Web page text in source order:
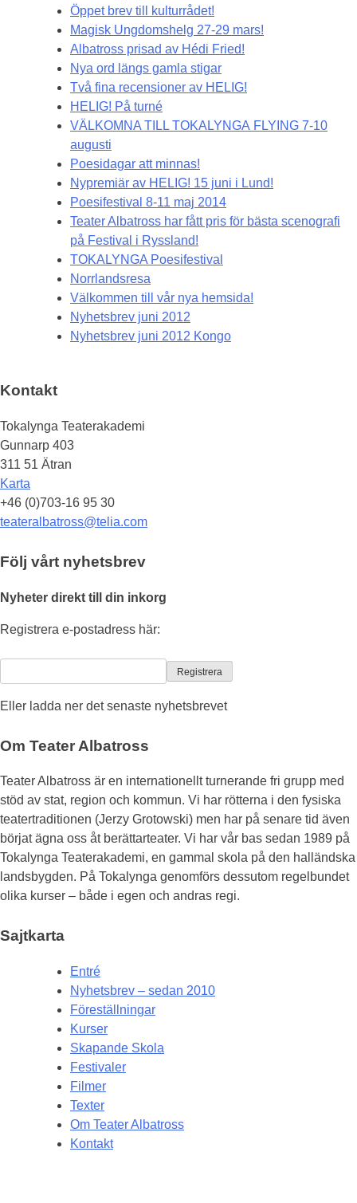
Öppet brev till kulturrådet!
Magisk Ungdomshelg 27-29 mars!
Albatross prisad av Hédi Fried!
Nya ord längs gamla stigar
Två fina recensioner av HELIG!
HELIG! På turné
VÄLKOMNA TILL TOKALYNGA FLYING 7-10
augusti
Poesidagar att minnas!
Nypremiär av HELIG! 15 juni i Lund!
Poesifestival 8-11 maj 2014
Teater Albatross har fått pris för bästa scenografi
på Festival i Ryssland!
TOKALYNGA Poesifestival
Norrlandsresa
Välkommen till vår nya hemsida!
Nyhetsbrev juni 2012
Nyhetsbrev juni 2012 Kongo
Kontakt
Tokalynga Teaterakademi
Gunnarp 403
311 51 Ätran
Karta
+46 (0)703-16 95 30
teateralbatross@telia.com
Följ vårt nyhetsbrev
Nyheter direkt till din inkorg
Registrera e-postadress här:
Eller ladda ner det senaste nyhetsbrevet
Om Teater Albatross
Teater Albatross är en internationellt turnerande fri grupp med
stöd av stat, region och kommun. Vi har rötterna i den fysiska
teatertraditionen (Jerzy Grotowski) men har på senare tid även
börjat ägna oss åt berättarteater. Vi har vår bas sedan 1989 på
Tokalynga Teaterakademi, en gammal skola på den halländska
landsbygden. På Tokalynga genomförs dessutom regelbundet
olika kurser – både i egen och andras regi.
Sajtkarta
Entré
Nyhetsbrev – sedan 2010
Föreställningar
Kurser
Skapande Skola
Festivaler
Filmer
Texter
Om Teater Albatross
Kontakt